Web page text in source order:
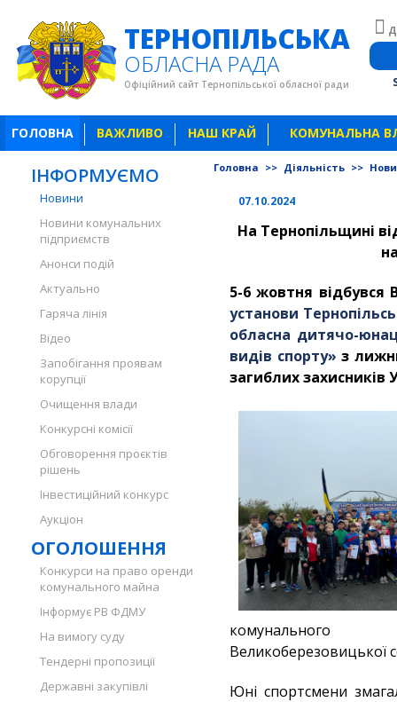
ТЕРНОПІЛЬСЬКА
ОБЛАСНА РАДА
Офіційний сайт Тернопільської обласної ради
ГОЛОВНА ВАЖЛИВО НАШ КРАЙ КОМУНАЛЬНА
ІНФОРМУЄМО
Новини
Новини комунальних
підприємств
Анонси подій
Актуально
Гаряча лінія
Відео
Запобігання проявам
корупції
Очищення влади
Конкурсні комісії
Обговорення проєктів
рішень
Інвестиційний конкурс
Аукціон
ОГОЛОШЕННЯ
Конкурси на право оренди
комунального майна
Інформує РВ ФДМУ
На вимогу суду
Тендерні пропозиції
Державні закупівлі
Головна >> Діяльність >>
07.10.2024
На Тернопільщині
5-6 жовтня відбувся
установи
обласна дитячо-
видів спорту» з
загиблих захисників
комунального
Великоберезовицької
Юні спортсмени